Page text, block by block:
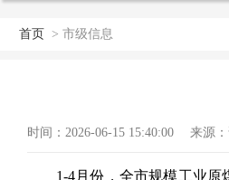
首页 > 市级信息
时间： 2026-06-15 15:40:00 来源：
1-4月份，全市规模工业原